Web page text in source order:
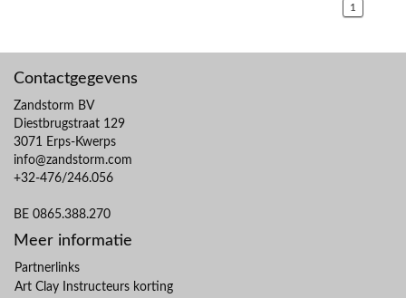
1
Contactgegevens
Zandstorm BV
Diestbrugstraat 129
3071 Erps-Kwerps
info@zandstorm.com
+32-476/246.056
BE 0865.388.270
Meer informatie
Partnerlinks
Art Clay Instructeurs korting